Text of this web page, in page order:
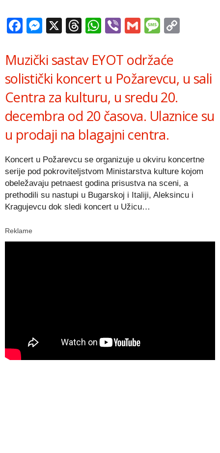
Facebook
Messenger
X Threads
WhatsApp
ViberGmail
Muzički sastav EYOT održaće
solistički koncert u Požarevcu, u sali
Centra za kulturu, u sredu 20.
decembra od 20 časova. Ulaznice su
u prodaji na blagajni centra.
Koncert u Požarevcu se organizuje u okviru koncertne
serije pod pokroviteljstvom Ministarstva kulture kojom
obeležavaju petnaest godina prisustva na sceni, a
prethodili su nastupi u Bugarskoj i Italiji, Aleksincu i
Kragujevcu dok sledi koncert u Užicu…
Reklame